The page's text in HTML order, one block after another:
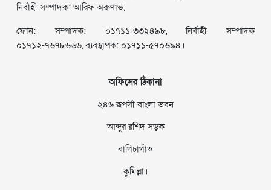
নির্বাহী সম্পাদক: আরিফ অরুণাভ,
ফোন: সম্পাদক: ০১৭১১-৩৩২৪৯৮, নির্বাহী সম্পাদক
০১৭১২-৭৬৭৮৬৬৬, ব্যবস্থাপক: ০১৭১১-৫৭০৬৯৪।
অফিসের ঠিকানা
২৪৬ রূপসী বাংলা ভবন
আব্দুর রশিদ সড়ক
বাগিচাগাঁও
কুমিল্লা।